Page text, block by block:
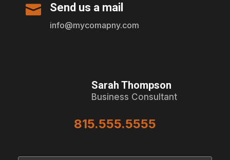
 Send us a mail
info@mycomapny.com
Sarah Thompson
Business Consultant
815.555.5555